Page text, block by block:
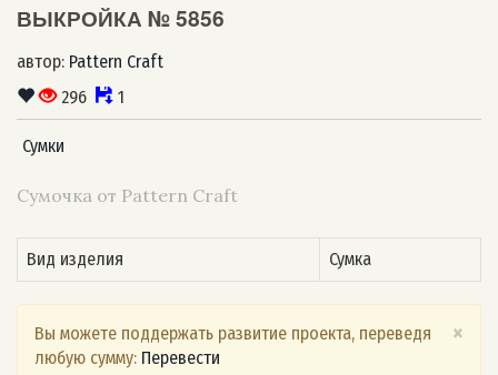
ВЫКРОЙКА № 5856
автор: Pattern Craft
296
1
Сумки
Сумочка от Pattern Craft
Вид изделия Сумка
×
Вы можете поддержать развитие проекта, переведя
любую сумму: Перевести